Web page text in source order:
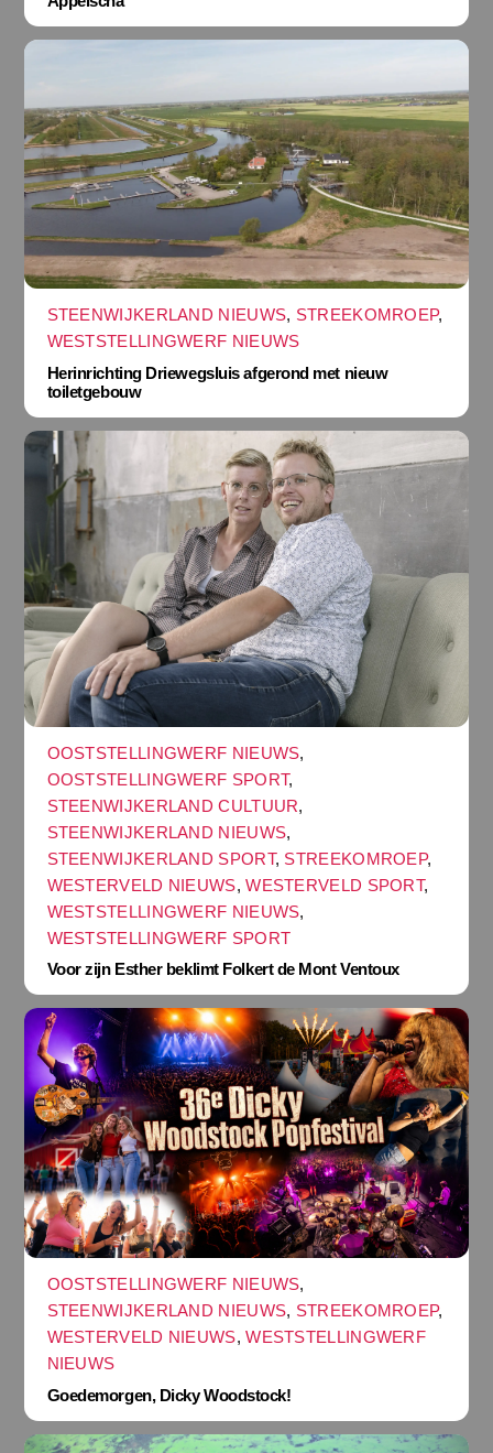
STEENWIJKERLAND NIEUWS, STREEKOMROEP,
WESTSTELLINGWERF NIEUWS
Herinrichting Driewegsluis afgerond met nieuw
toiletgebouw
OOSTSTELLINGWERF NIEUWS,
OOSTSTELLINGWERF SPORT,
STEENWIJKERLAND CULTUUR,
STEENWIJKERLAND NIEUWS,
STEENWIJKERLAND SPORT, STREEKOMROEP,
WESTERVELD NIEUWS,WESTERVELD SPORT,
WESTSTELLINGWERF NIEUWS,
WESTSTELLINGWERF SPORT
Voor zijn Esther beklimt Folkert de Mont Ventoux
OOSTSTELLINGWERF NIEUWS,
STEENWIJKERLAND NIEUWS, STREEKOMROEP,
WESTERVELD NIEUWS,WESTSTELLINGWERF
NIEUWS
Goedemorgen, Dicky Woodstock!